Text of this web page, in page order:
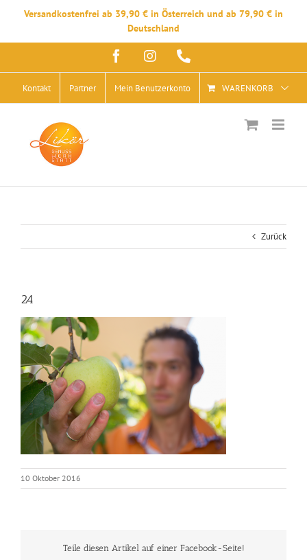
Versandkostenfrei ab 39,90 € in Österreich und ab 79,90 € in
Deutschland
springen
FacebookInstagram
Kontakt Partner Mein Benutzerkonto WARENKORB
Zurück
24
10 Oktober 2016
Teile diesen Artikel auf einer Facebook-Seite!